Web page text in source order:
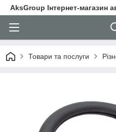
AksGroup Інтернет-магазин
Товари та послуги